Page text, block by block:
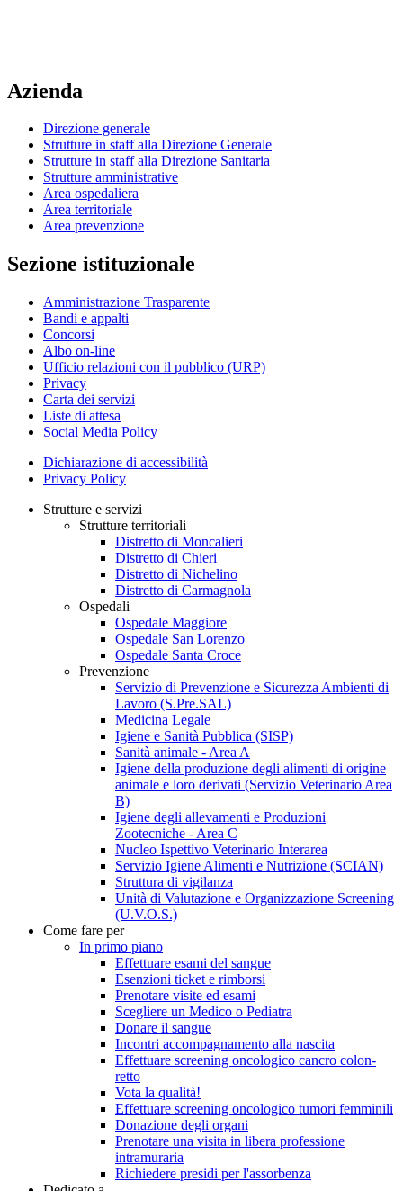
Azienda
Direzione generale
Strutture in staff alla Direzione Generale
Strutture in staff alla Direzione Sanitaria
Strutture amministrative
Area ospedaliera
Area territoriale
Area prevenzione
Sezione istituzionale
Amministrazione Trasparente
Bandi e appalti
Concorsi
Albo on-line
Ufficio relazioni con il pubblico (URP)
Privacy
Carta dei servizi
Liste di attesa
Social Media Policy
Dichiarazione di accessibilità
Privacy Policy
Strutture e servizi
Strutture territoriali
Distretto di Moncalieri
Distretto di Chieri
Distretto di Nichelino
Distretto di Carmagnola
Ospedali
Ospedale Maggiore
Ospedale San Lorenzo
Ospedale Santa Croce
Prevenzione
Servizio di Prevenzione e Sicurezza Ambienti di
Lavoro (S.Pre.SAL)
Medicina Legale
Igiene e Sanità Pubblica (SISP)
Sanità animale - Area A
Igiene della produzione degli alimenti di origine
animale e loro derivati (Servizio Veterinario Area
B)
Igiene degli allevamenti e Produzioni
Zootecniche - Area C
Nucleo Ispettivo Veterinario Interarea
Servizio Igiene Alimenti e Nutrizione (SCIAN)
Struttura di vigilanza
Unità di Valutazione e Organizzazione Screening
(U.V.O.S.)
Come fare per
In primo piano
Effettuare esami del sangue
Esenzioni ticket e rimborsi
Prenotare visite ed esami
Scegliere un Medico o Pediatra
Donare il sangue
Incontri accompagnamento alla nascita
Effettuare screening oncologico cancro colon-
retto
Vota la qualità!
Effettuare screening oncologico tumori femminili
Donazione degli organi
Prenotare una visita in libera professione
intramuraria
Richiedere presidi per l'assorbenza